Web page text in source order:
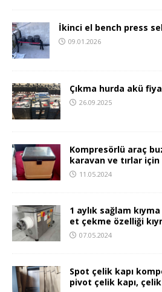
İkinci el bench press
09.01.2026
Çıkma hurda akü
26.09.2025
Kompresörlü araç
karavan ve tırlar için
11.05.2024
1 aylık sağlam
et çekme özelliği
07.05.2024
Spot çelik kapı
pivot çelik kapı, çelik